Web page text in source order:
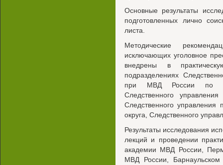
Основные результаты
подготовленных лично
листа.
Методические
исключающих уголовное
внедрены в
подразделениях
при МВД России по
Следственного
Следственного управления
округа, Следственного
Результаты исследования
лекций и проведении
академии МВД России,
МВД России, Барнаульском